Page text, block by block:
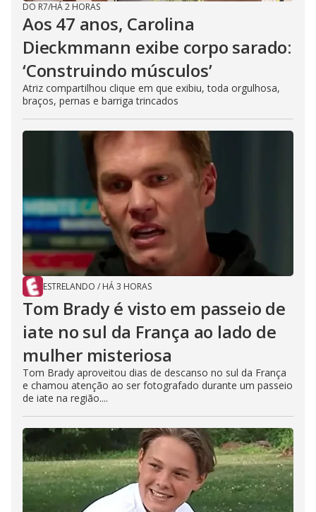
DO R7/HÁ 2 HORAS
Aos 47 anos, Carolina
Dieckmmann exibe corpo sarado:
‘Construindo músculos’
Atriz compartilhou clique em que exibiu, toda orgulhosa,
braços, pernas e barriga trincados
ESTRELANDO / HÁ 3 HORAS
Tom Brady é visto em passeio de
iate no sul da França ao lado de
mulher misteriosa
Tom Brady aproveitou dias de descanso no sul da França
e chamou atenção ao ser fotografado durante um passeio
de iate na região....